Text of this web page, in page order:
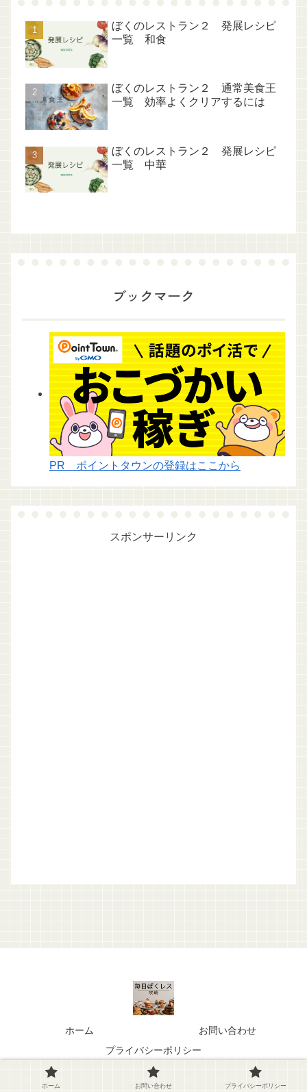
ぼくのレストラン２ 発展レシピ
一覧 和食
ぼくのレストラン２ 通常美食王
一覧 効率よくクリアするには
ぼくのレストラン２ 発展レシピ
一覧 中華
ブックマーク
PR ポイントタウンの登録はここから
スポンサーリンク
ホーム
お問い合わせ
プライバシーポリシー
© 2022 毎日ぼくレス.
ホーム お問い合わせ プライバシーポリシー